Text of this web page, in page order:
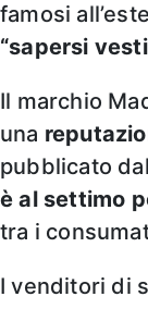
famosi
“sapersi
Il marchio
una
pubblicato
è al settimo
tra i
I venditori di